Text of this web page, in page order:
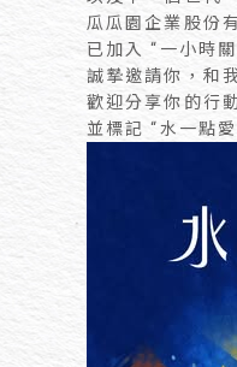
瓜瓜園企業股份
已加入 “一小時
誠摯邀請你，和
歡迎分享你的行
並標記 “水一點